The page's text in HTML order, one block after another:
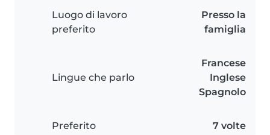
Luogo di lavoro
preferito
Presso la
famiglia
Lingue che parlo
Francese
Inglese
Spagnolo
Preferito 7 volte